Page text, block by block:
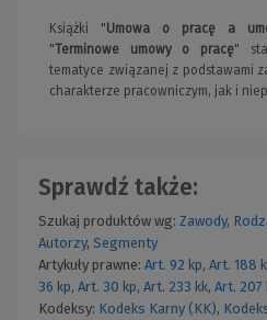
Książki "Umowa o pracę a
"Terminowe umowy o pracę"
tematyce związanej z podstawami
charakterze pracowniczym, jak i
Sprawdź także:
Szukaj produktów wg: Zawody,
Autorzy, Segmenty
Artykuły prawne: Art. 92 kp, Art. 188
36 kp, Art. 30 kp, Art. 233 kk, Art. 207
Kodeksy: Kodeks Karny (KK),